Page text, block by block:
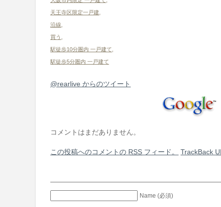
天王寺区限定一戸建
沿線
買う
駅徒歩10分圏内 一戸建て
駅徒歩5分圏内 一戸建て
@rearlive からのツイート
コメントはまだありません。
この投稿へのコメントの RSS フィード。 TrackBack
Name (必須)